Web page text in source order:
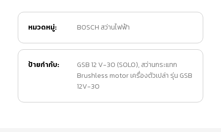
หมวดหมู่: BOSCH สว่านไฟฟ้า
ป้ายกำกับ: GSB 12 V-30 (SOLO), สว่านกระแทก
Brushless motor เครื่องตัวเปล่า รุ่น GSB
12V-30